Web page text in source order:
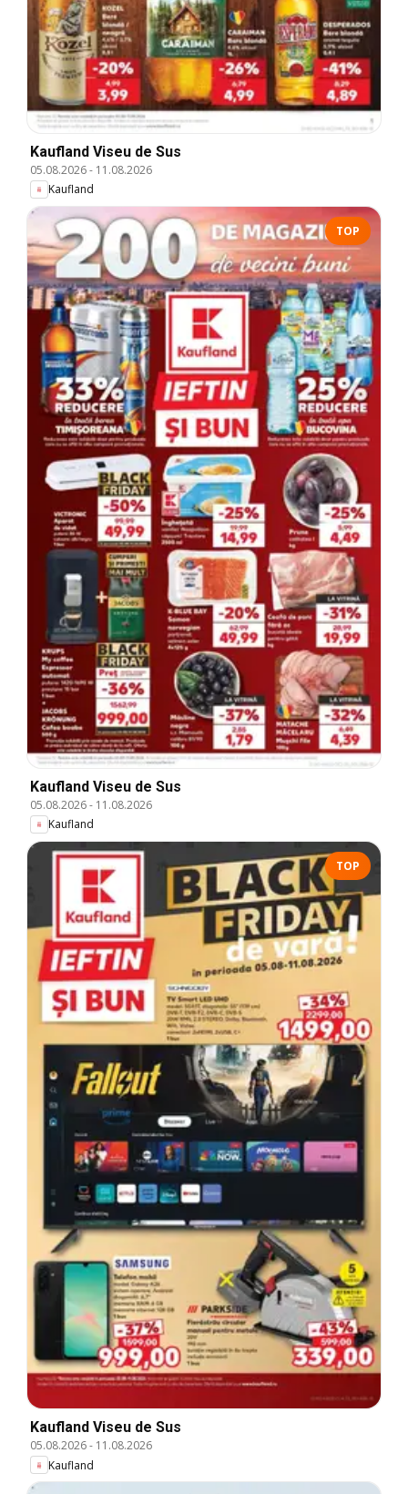
Kaufland Viseu de Sus
05.08.2026- 11.08.2026
Kaufland
TOP
Kaufland Viseu de Sus
05.08.2026- 11.08.2026
Kaufland
TOP
Kaufland Viseu de Sus
05.08.2026- 11.08.2026
Kaufland